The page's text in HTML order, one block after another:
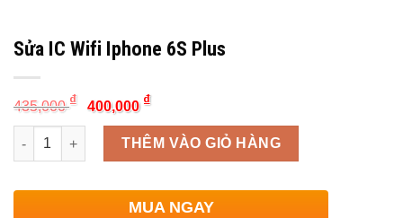
Sửa IC Wifi Iphone 6S Plus
435,000₫
Original
price
was:
435,000 ₫.
400,000 ₫Current
is:
400,000 ₫.
Quantity
THÊM VÀO GIỎ HÀNG
MUA NGAY